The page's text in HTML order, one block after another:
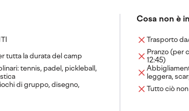
tutta la durata del camp
tennis, padel, pickleball,
di gruppo, disegno,
Cosa non è
Trasporto
Pranzo (per
12:45)
leggera,
Tutto ciò